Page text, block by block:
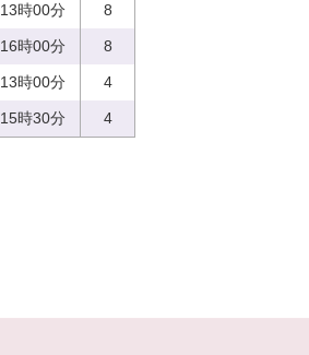
13時00分 8
16時00分 8
13時00分 4
15時30分 4